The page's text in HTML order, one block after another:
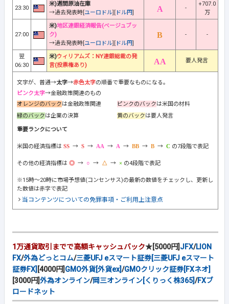
23:30
米)週間原油在庫
→過去発表時[ ユーロドル ドル円
-
+707.0
万
27:00
米)地区連銀経済報告(ベージュブッ
ク)
→過去発表時[ ユーロドル ドル円
- -
翌
06:30
米)ウィリアムズ：NY連銀総裁の発
言(投票権あり)
要人発言
文字が、普通→太字→赤色太字の順番で重要なものになる。
ピンク太字→金融政策関連のもの
オレンジのバックは金融政策関連 ピンクのバックは米国の材料
緑のバックは企業の決算 黄のバックは要人発言
重要ランクについて
米国の経済指標は → → → → → → の7段階で表記
その他の経済指標は → → → の4段階で表記
※15時～20時に市場予想値(コンセンサス)の最新の数値をチェックし、更新し
た数値は赤字で表記
当コンテンツについての免罪事項・ご利用上注意点
1万通貨取引までで高額キャッシュバック★[5000円] JFX/LION
FX/外為どっとコム/三菱UFJ eスマート証券[三菱UFJ eスマート
証券FX] [4000円] GMO外貨[外貨ex]/GMOクリック証券[FXネオ]
[3000円]外為オンライン/岡三オンライン[くりっく株365]/FXブ
ロードネット